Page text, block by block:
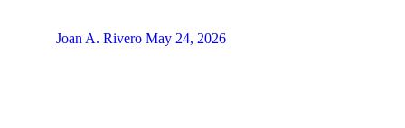
Joan A. Rivero May 24, 2026